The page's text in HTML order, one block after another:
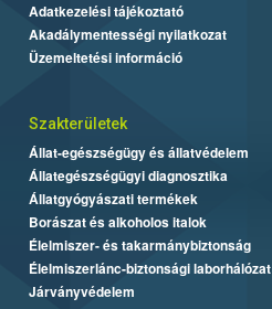
Adatkezelési tájékoztató
Akadálymentességi nyilatkozat
Üzemeltetési információ
Szakterületek
Állat-egészségügy és állatvédelem
Állategészségügyi diagnosztika
Állatgyógyászati termékek
Borászat és alkoholos italok
Élelmiszer- és takarmánybiztonság
Élelmiszerlánc-biztonsági laborhálózat
Járványvédelem